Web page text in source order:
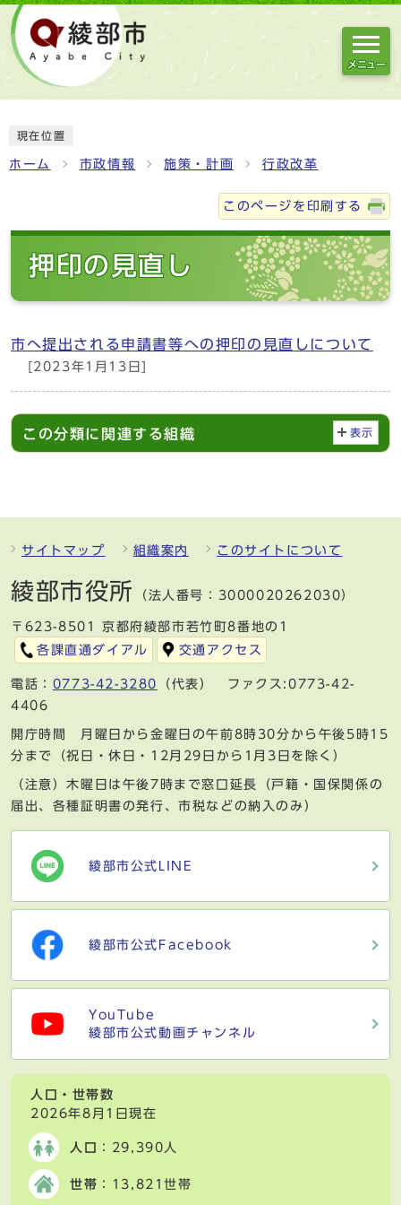
メニュー
現在位置
ホーム 市政情報 施策・計画 行政改革
このページを印刷する
押印の見直し
市へ提出される申請書等への押印の見直しについて
[2023年1月13日]
この分類に関連する組織 表示
サイトマップ 組織案内 このサイトについて
綾部市役所 （法人番号：3000020262030）
〒623-8501 京都府綾部市若竹町8番地の1
各課直通ダイアル
交通アクセス
電話： 0773-42-3280
（代表） ファクス:0773-42-
4406
開庁時間 月曜日から金曜日の午前8時30分から午後5時15
分まで（祝日・休日・12月29日から1月3日を除く）
（注意）木曜日は午後7時まで窓口延長（戸籍・国保関係の
届出、各種証明書の発行、市税などの納入のみ）
綾部市公式LINE
綾部市公式Facebook
YouTube
綾部市公式動画チャンネル
人口・世帯数
2026年8月1日現在
人口 ：29,390人
世帯 ：13,821世帯